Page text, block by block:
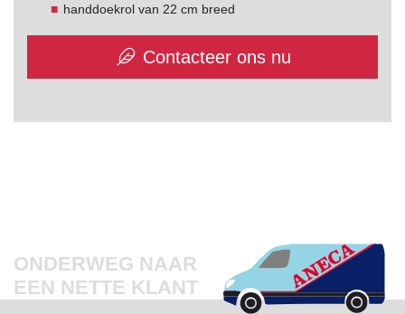
handdoekrol van 22 cm breed
Contacteer ons nu
ONDERWEG NAAR
EEN NETTE KLANT